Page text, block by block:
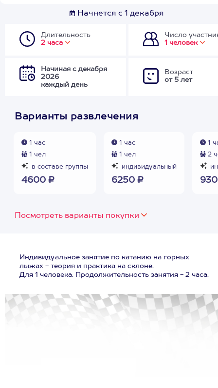
Начнется с 1 декабря
Длительность
2 часа
Число
1 человек
Начиная с декабря
2026
каждый день
Возраст
от 5 лет
Варианты развлечения
1 час
1 чел
в составе группы
4600 ₽
1 час
1 чел
индивидуальный
6250 ₽
1
2
Посмотреть варианты покупки
Индивидуальное занятие по катанию на горных
лыжах - теория и практика на склоне.
Для 1 человека. Продолжительность занятия - 2 часа.